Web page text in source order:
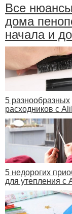
Все
дома
начала и
5 разнообразных
расходников с
5 недорогих
для утепления с